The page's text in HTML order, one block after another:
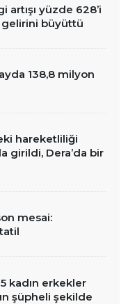
artışı yüzde 628’i
gelirini büyüttü
138,8 milyon
hareketliliği
girildi, Dera’da bir
mesai:
kadın erkekler
şüpheli şekilde